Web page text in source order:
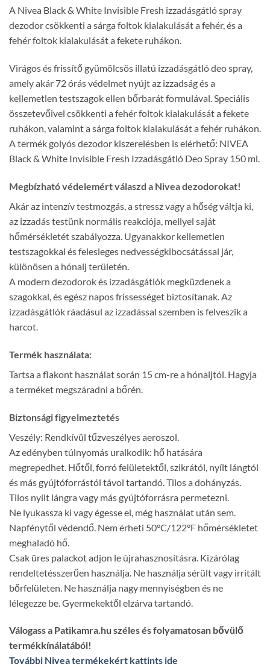
A Nivea Black & White Invisible Fresh izzadásgátló spray
dezodor csökkenti a sárga foltok kialakulását a fehér, és a
fehér foltok kialakulását a fekete ruhákon.
Virágos és frissítő gyümölcsös illatú izzadásgátló deo spray,
amely akár 72 órás védelmet nyújt az izzadság és a
kellemetlen testszagok ellen bőrbarát formulával. Speciális
összetevőivel csökkenti a fehér foltok kialakulását a fekete
ruhákon, valamint a sárga foltok kialakulását a fehér ruhákon.
A termék golyós dezodor kiszerelésben is elérhető: NIVEA
Black & White Invisible Fresh Izzadásgátló Deo Spray 150 ml.
Megbízható védelemért válaszd a Nivea dezodorokat!
Akár az intenzív testmozgás, a stressz vagy a hőség váltja ki,
az izzadás testünk normális reakciója, mellyel saját
hőmérsékletét szabályozza. Ugyanakkor kellemetlen
testszagokkal és felesleges nedvességkibocsátással jár,
különösen a hónalj területén.
A modern dezodorok és izzadásgátlók megküzdenek a
szagokkal, és egész napos frissességet biztosítanak. Az
izzadásgátlók ráadásul az izzadással szemben is felveszik a
harcot.
Termék használata:
Tartsa a flakont használat során 15 cm-re a hónaljtól. Hagyja
a terméket megszáradni a bőrén.
Biztonsági figyelmeztetés
Veszély: Rendkívül tűzveszélyes aeroszol.
Az edényben túlnyomás uralkodik: hő hatására
megrepedhet. Hőtől, forró felületektől, szikrától, nyílt lángtól
és más gyújtóforrástól távol tartandó. Tilos a dohányzás.
Tilos nyílt lángra vagy más gyújtóforrásra permetezni.
Ne lyukassza ki vagy égesse el, még használat után sem.
Napfénytől védendő. Nem érheti 50°C/122°F hőmérsékletet
meghaladó hő.
Csak üres palackot adjon le újrahasznosításra. Kizárólag
rendeltetésszerűen használja. Ne használja sérült vagy irritált
bőrfelületen. Ne használja nagy mennyiségben és ne
lélegezze be. Gyermekektől elzárva tartandó.
Válogass a Patikamra.hu széles és folyamatosan bővülő
termékkínálatából!
További Nivea termékekért kattints ide